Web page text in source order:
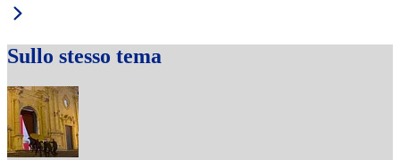
Sullo stesso tema